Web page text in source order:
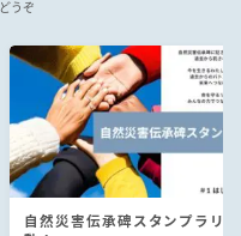
うぞ
自然災害伝承碑スタンプラリ